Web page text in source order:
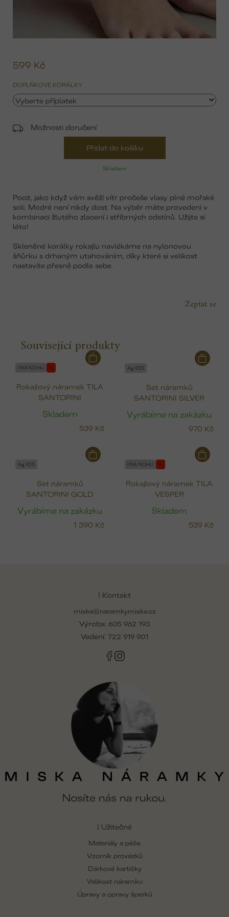
599 Kč
Skladem
DOPLŇKOVÉ KORÁLKY
Možnosti doručení
Přidat do košíku
Pocit, jako když vám svěží vítr pročeše vlasy plné mořské
soli. Modré není nikdy dost. Na výběr máte provedení v
kombinaci žlutého zlacení i stříbrných odstínů. Užijte si
léto!
Skleněné korálky rokajlu navlékáme na nylonovou
šňůrku s drhaným utahováním, díky které si velikost
nastavíte přesně podle sebe.
Zeptat se
Související produkty
I NA NOHU %
Rokajlový náramek TILA
SANTORINI
Skladem
539 Kč
Ag 925
Set náramků
SANTORINI SILVER
Vyrábíme na zakázku
970 Kč
Ag 925
Set náramků
SANTORINI GOLD
Vyrábíme na zakázku
1 390 Kč
I NA NOHU %
Rokajlový náramek TILA
VESPER
Skladem
539 Kč
| Kontakt
miska@naramkymiska.cz
Výroba: 605 962 193
Vedení: 722 919 901
| Užitečné
Materiály a péče
Vzorník provázků
Dárkové kartičky
Velikost náramku
Úpravy a opravy šperků